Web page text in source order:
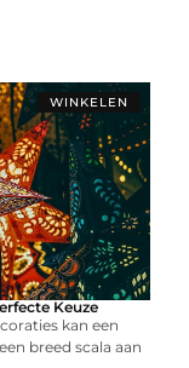
WINKELEN
Keuze
kan een
breed scala aan